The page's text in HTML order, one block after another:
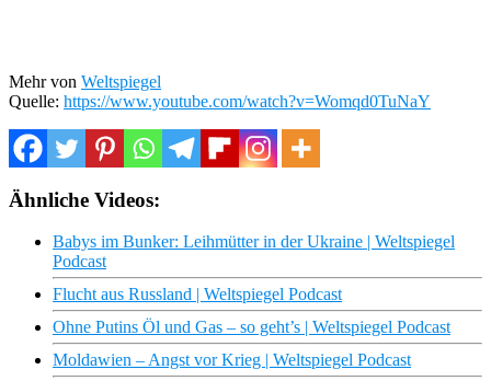
Mehr von Weltspiegel
Quelle: https://www.youtube.com/watch?v=Womqd0TuNaY
Ähnliche Videos:
Babys im Bunker: Leihmütter in der Ukraine | Weltspiegel
Podcast
Flucht aus Russland | Weltspiegel Podcast
Ohne Putins Öl und Gas – so geht’s | Weltspiegel Podcast
Moldawien – Angst vor Krieg | Weltspiegel Podcast